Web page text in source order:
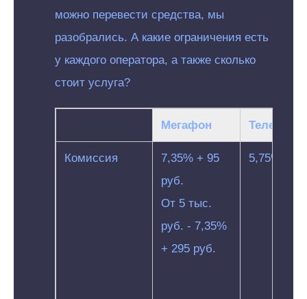
можно перевести средства, мы
разобрались. А какие ограничения есть
у каждого оператора, а также сколько
стоит услуга?
Мегафон Теле2
Комиссия
7,35% + 95
руб.
От 5 тыс.
руб. - 7,35%
+ 295 руб.
5,75%